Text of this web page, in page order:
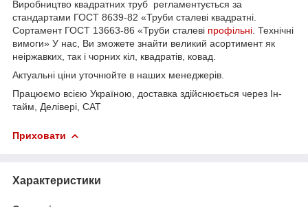
Виробництво квадратних труб регламентується за
стандартами ГОСТ 8639-82 «Труби сталеві квадратні.
Сортамент ГОСТ 13663-86 «Труби сталеві профільні . Технічні
вимоги» У нас, Ви зможете знайти великий асортимент як
неіржавких, так і чорних кіл, квадратів, ковад.
Актуальні ціни уточнюйте в наших менеджерів.
Працюємо всією Україною, доставка здійснюється через Ін-
тайм, Делівері, САТ
Приховати
Характеристики